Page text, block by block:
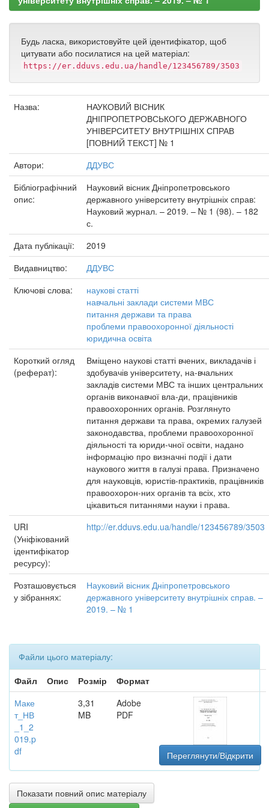
Будь ласка, використовуйте цей ідентифікатор, щоб
цитувати або посилатися на цей матеріал:
https://er.dduvs.edu.ua/handle/123456789/3503
Назва:
НАУКОВИЙ ВІСНИК
ДНІПРОПЕТРОВСЬКОГО ДЕРЖАВНОГО
УНІВЕРСИТЕТУ ВНУТРІШНІХ СПРАВ
[ПОВНИЙ ТЕКСТ] № 1
Автори:
ДДУВС
Бібліографічний
опис:
Науковий вісник Дніпропетровського
державного університету внутрішніх справ:
Науковий журнал. – 2019. – № 1 (98). – 182
с.
Дата публікації:
2019
Видавництво:
ДДУВС
Ключові слова:
наукові статті
навчальні заклади системи МВС
питання держави та права
проблеми правоохоронної діяльності
юридична освіта
Короткий огляд
(реферат):
Вміщено наукові статті вчених, викладачів і
здобувачів університету, на-вчальних
закладів системи МВС та інших центральних
органів виконавчої вла-ди, працівників
правоохоронних органів. Розглянуто
питання держави та права, окремих галузей
законодавства, проблеми правоохоронної
діяльності та юриди-чної освіти, надано
інформацію про визначні події і дати
наукового життя в галузі права. Призначено
для науковців, юристів-практиків, працівників
правоохорон-них органів та всіх, хто
цікавиться питаннями науки і права.
URI
(Уніфікований
ідентифікатор
ресурсу):
http://er.dduvs.edu.ua/handle/123456789/3503
Розташовується
у зібраннях:
Науковий вісник Дніпропетровського
державного університету внутрішніх справ. –
2019. – № 1
Файли цього матеріалу:
Файл
Опис Розмір
Формат
Маке
т_НВ
_1_2
019.p
df
3,31
MB
Adobe
PDF
Переглянути/Відкрити
Показати повний опис матеріалу